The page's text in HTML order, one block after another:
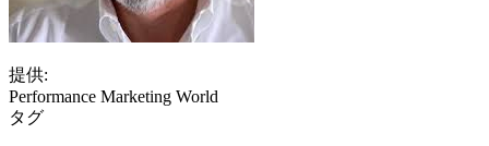
提供:
Performance Marketing World
タグ